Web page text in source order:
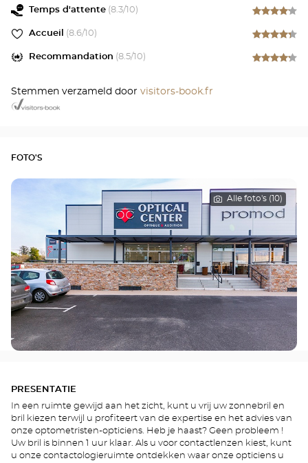
Temps d'attente (8.3/10)
Accueil (8.6/10)
Recommandation (8.5/10)
Stemmen verzameld door visitors-book.fr
FOTO'S
Alle foto's (10)
PRESENTATIE
In een ruimte gewijd aan het zicht, kunt u vrij uw zonnebril en
bril kiezen terwijl u profiteert van de expertise en het advies van
onze optometristen-opticiens. Heb je haast? Geen probleem !
Uw bril is binnen 1 uur klaar. Als u voor contactlenzen kiest, kunt
u onze contactologieruimte ontdekken waar onze opticiens u